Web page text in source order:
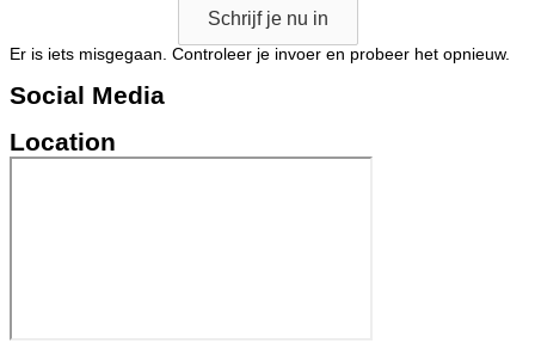
Schrijf je nu in
Er is iets misgegaan. Controleer je invoer en probeer het opnieuw.
Social Media
Location